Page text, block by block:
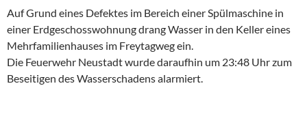
Auf Grund eines Defektes im Bereich einer Spülmaschine in
einer Erdgeschosswohnung drang Wasser in den Keller eines
Mehrfamilienhauses im Freytagweg ein.
Die Feuerwehr Neustadt wurde daraufhin um 23:48 Uhr zum
Beseitigen des Wasserschadens alarmiert.